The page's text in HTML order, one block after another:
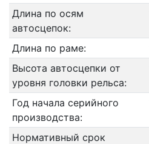
Длина по осям
автосцепок:
Длина по раме:
Высота автосцепки от
уровня головки рельса:
Год начала серийного
производства:
Нормативный срок